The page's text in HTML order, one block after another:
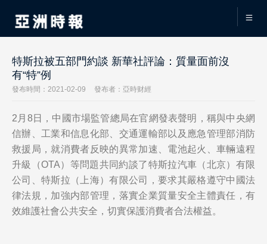
特斯拉被五部門約談 新華社評論：質量面前沒
有“特”例
發布時間：2021-02-09 發布者：亞時财經
2月8日，中國市場監管總局在官網發表聲明，稱與中央網
信辦、工業和信息化部、交通運輸部以及應急管理部消防
救援局，就消費者反映的異常加速、電池起火、車輛遠程
升級（OTA）等問題共同約談了特斯拉汽車（北京）有限
公司、特斯拉（上海）有限公司，要求其嚴格遵守中國法
律法規，加強内部管理，落實企業質量安全主體責任，有
效維護社會公共安全，切實保護消費者合法權益。